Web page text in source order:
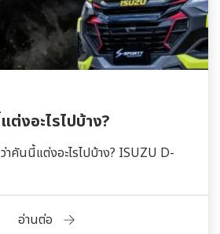
งอะไรไปบ้าง?
คันนี้แต่งอะไรไปบ้าง? ISUZU D-
อ่านต่อ